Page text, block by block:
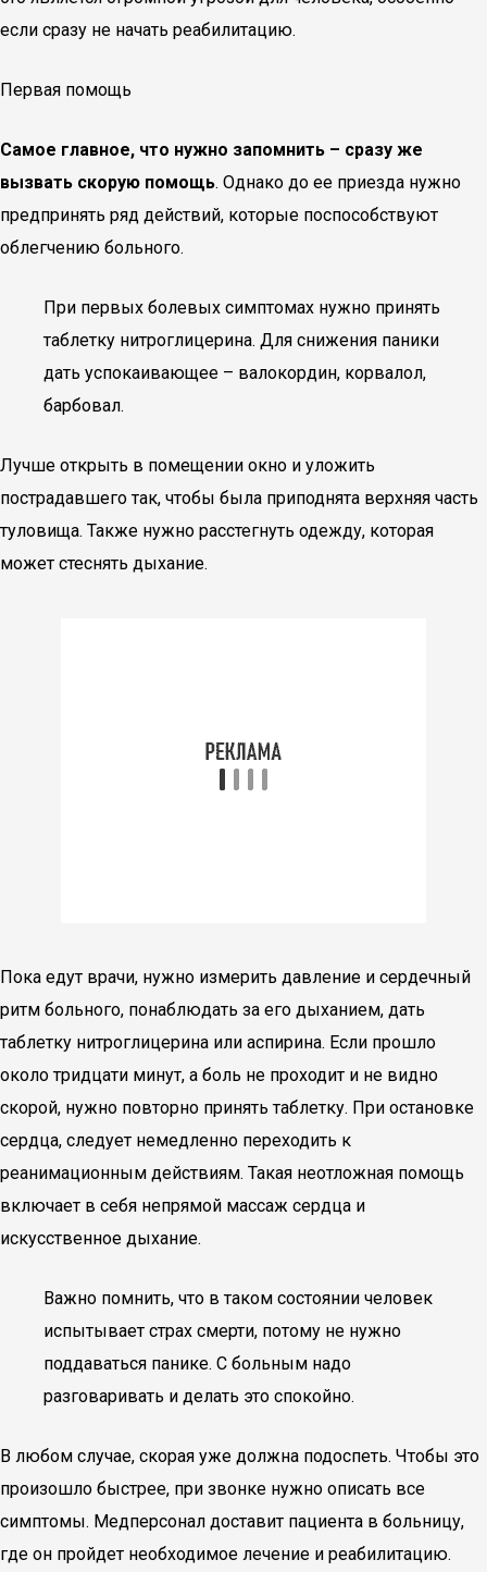
если сразу не начать реабилитацию.
Первая помощь
Самое главное, что нужно запомнить – сразу же
вызвать скорую помощь. Однако до ее приезда нужно
предпринять ряд действий, которые поспособствуют
облегчению больного.
При первых болевых симптомах нужно принять
таблетку нитроглицерина. Для снижения паники
дать успокаивающее – валокордин, корвалол,
барбовал.
Лучше открыть в помещении окно и уложить
пострадавшего так, чтобы была приподнята верхняя часть
туловища. Также нужно расстегнуть одежду, которая
может стеснять дыхание.
Пока едут врачи, нужно измерить давление и сердечный
ритм больного, понаблюдать за его дыханием, дать
таблетку нитроглицерина или аспирина. Если прошло
около тридцати минут, а боль не проходит и не видно
скорой, нужно повторно принять таблетку. При остановке
сердца, следует немедленно переходить к
реанимационным действиям. Такая неотложная помощь
включает в себя непрямой массаж сердца и
искусственное дыхание.
Важно помнить, что в таком состоянии человек
испытывает страх смерти, потому не нужно
поддаваться панике. С больным надо
разговаривать и делать это спокойно.
В любом случае, скорая уже должна подоспеть. Чтобы это
произошло быстрее, при звонке нужно описать все
симптомы. Медперсонал доставит пациента в больницу,
где он пройдет необходимое лечение и реабилитацию.